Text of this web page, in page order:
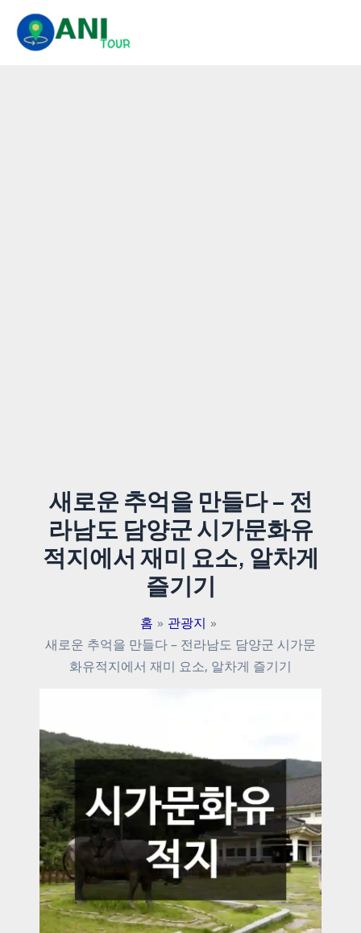
새로운 추억을 만들다 – 전
라남도 담양군 시가문화유
적지에서 재미 요소, 알차게
즐기기
홈
관광지
새로운 추억을 만들다 – 전라남도 담양군 시가문
화유적지에서 재미 요소, 알차게 즐기기